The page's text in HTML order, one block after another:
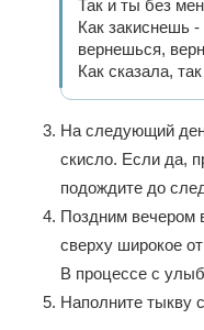
Так и ты без
Как закиснешь
вернешься,
Как сказала,
На следующий
скисло. Если да,
подождите до
Поздним вечером
сверху широкое
В процессе с
Наполните тыкву